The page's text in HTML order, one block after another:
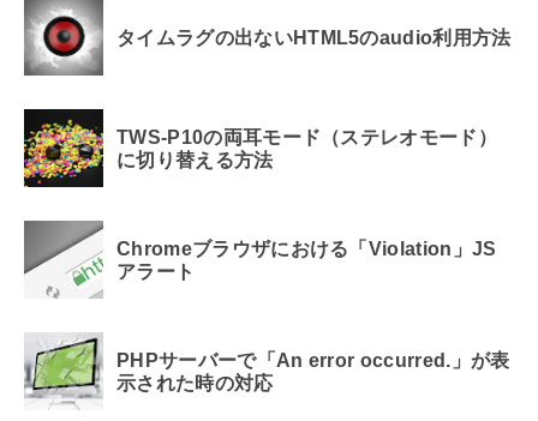
タイムラグの出ないHTML5のaudio利用方法
TWS-P10の両耳モード（ステレオモード）
に切り替える方法
Chromeブラウザにおける「Violation」JS
アラート
PHPサーバーで「An error occurred.」が表
示された時の対応